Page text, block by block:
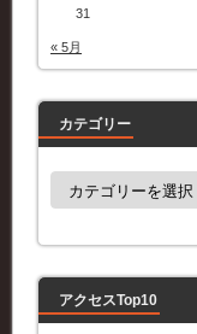
31
« 5月
カテゴリー
カ
ー
アクセスTop10